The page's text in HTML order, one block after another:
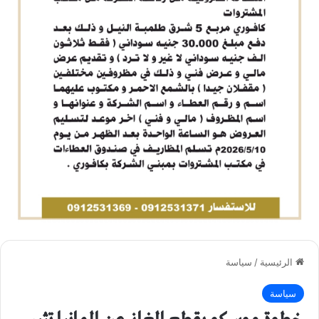
الرئيسية / سياسة
سياسة